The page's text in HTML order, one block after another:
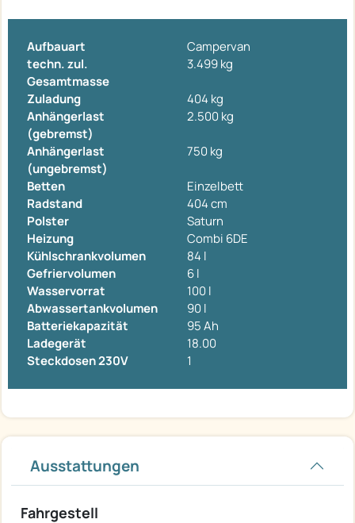
Aufbauart
Campervan
techn. zul.
Gesamtmasse
3.499 kg
Zuladung
404 kg
Anhängerlast
(gebremst)
2.500 kg
Anhängerlast
(ungebremst)
750 kg
Betten
Einzelbett
Radstand
404 cm
Polster
Saturn
Heizung
Combi 6DE
Kühlschrankvolumen
84 l
Gefriervolumen
6 l
Wasservorrat
100 l
Abwassertankvolumen
90 l
Batteriekapazität
95 Ah
Ladegerät
18.00
Steckdosen 230V
1
Ausstattungen
Fahrgestell